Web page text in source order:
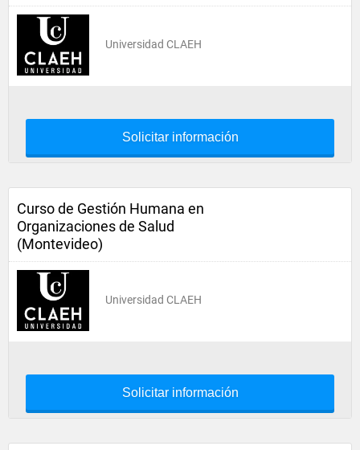
Universidad CLAEH
Solicitar información
Curso de Gestión Humana en
Organizaciones de Salud
(Montevideo)
Universidad CLAEH
Solicitar información